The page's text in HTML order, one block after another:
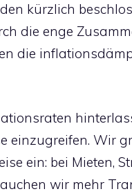
kürzlich
die enge
die
einzugreifen. Wir
ein: bei Mieten,
wir mehr